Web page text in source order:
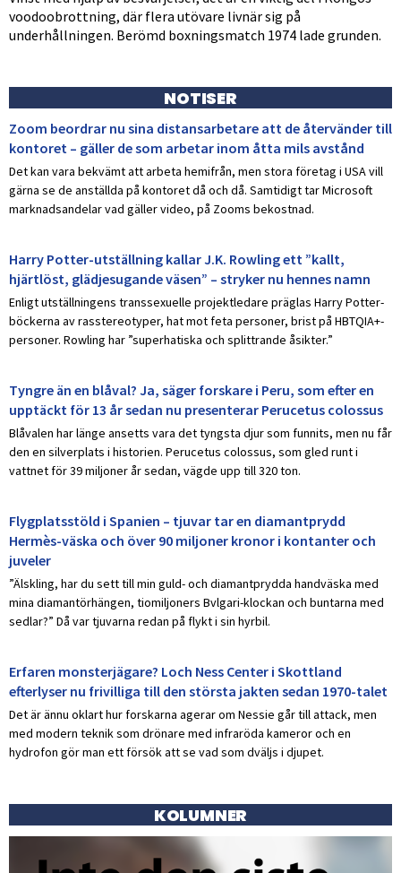
voodoobrottning, där flera utövare livnär sig på
underhållningen. Berömd boxningsmatch 1974 lade grunden.
NOTISER
Zoom beordrar nu sina distansarbetare att de återvänder till
kontoret – gäller de som arbetar inom åtta mils avstånd
Det kan vara bekvämt att arbeta hemifrån, men stora företag i USA vill
gärna se de anställda på kontoret då och då. Samtidigt tar Microsoft
marknadsandelar vad gäller video, på Zooms bekostnad.
Harry Potter-utställning kallar J.K. Rowling ett ”kallt,
hjärtlöst, glädjesugande väsen” – stryker nu hennes namn
Enligt utställningens transsexuelle projektledare präglas Harry Potter-
böckerna av rasstereotyper, hat mot feta personer, brist på HBTQIA+-
personer. Rowling har ”superhatiska och splittrande åsikter.”
Tyngre än en blåval? Ja, säger forskare i Peru, som efter en
upptäckt för 13 år sedan nu presenterar Perucetus colossus
Blåvalen har länge ansetts vara det tyngsta djur som funnits, men nu får
den en silverplats i historien. Perucetus colossus, som gled runt i
vattnet för 39 miljoner år sedan, vägde upp till 320 ton.
Flygplatsstöld i Spanien – tjuvar tar en diamantprydd
Hermès-väska och över 90 miljoner kronor i kontanter och
juveler
”Älskling, har du sett till min guld- och diamantprydda handväska med
mina diamantörhängen, tiomiljoners Bvlgari-klockan och buntarna med
sedlar?” Då var tjuvarna redan på flykt i sin hyrbil.
Erfaren monsterjägare? Loch Ness Center i Skottland
efterlyser nu frivilliga till den största jakten sedan 1970-talet
Det är ännu oklart hur forskarna agerar om Nessie går till attack, men
med modern teknik som drönare med infraröda kameror och en
hydrofon gör man ett försök att se vad som dväljs i djupet.
KOLUMNER